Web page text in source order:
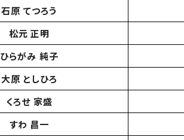
石原 てつろう
松元 正明
ひらがみ 純子
大原 としひろ
くろせ 家盛
すわ 昌一